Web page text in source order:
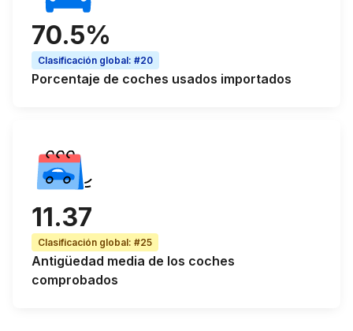
70.5%
Clasificación global: #20
Porcentaje de coches usados importados
11.37
Clasificación global: #25
Antigüedad media de los coches
comprobados